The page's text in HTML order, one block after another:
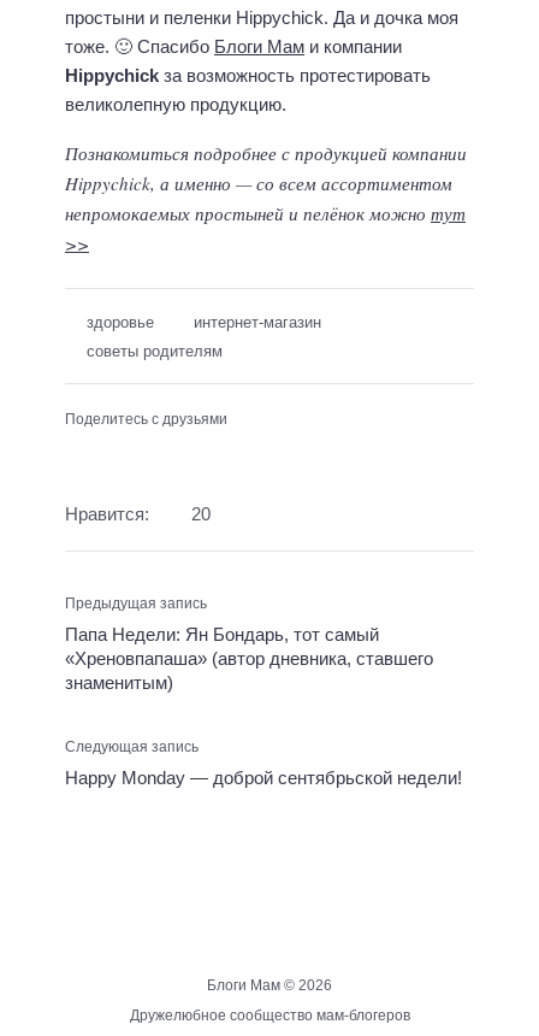
простыни и пеленки Hippychick. Да и дочка моя
тоже. 🙂 Спасибо Блоги Мам и компании
Hippychick за возможность протестировать
великолепную продукцию.
Познакомиться подробнее с продукцией компании
Hippychick, а именно — со всем ассортиментом
непромокаемых простыней и пелёнок можно тут
>>
здоровье
интернет-магазин
советы родителям
Поделитесь с друзьями
Нравится: 20
Предыдущая запись
Папа Недели: Ян Бондарь, тот самый
«Хреновпапаша» (автор дневника, ставшего
знаменитым)
Следующая запись
Happy Monday — доброй сентябрьской недели!
Блоги Мам © 2026
Дружелюбное сообщество мам-блогеров